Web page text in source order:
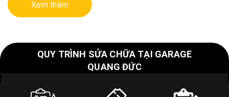
Xem thêm
QUY TRÌNH SỬA CHỮA TẠI GARAGE
QUANG ĐỨC